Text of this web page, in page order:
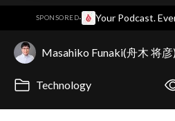
SPONSORED· Your Podcast.
Masahiko Funaki(舟木 将彦
Technology